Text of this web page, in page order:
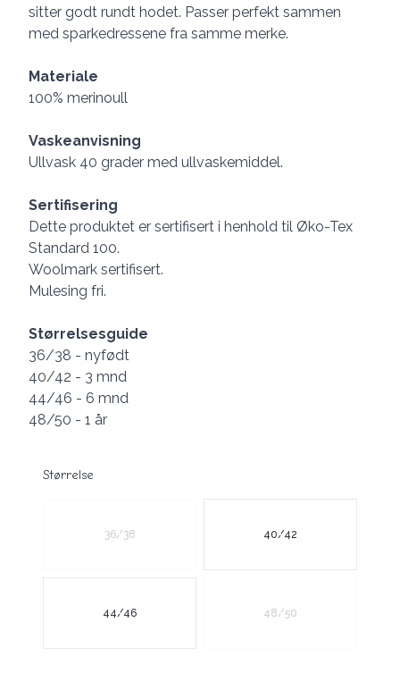
sitter godt rundt hodet. Passer perfekt sammen
med sparkedressene fra samme merke.
Materiale
100% merinoull
Vaskeanvisning
Ullvask 40 grader med ullvaskemiddel.
Sertifisering
Dette produktet er sertifisert i henhold til Øko-Tex
Standard 100.
Woolmark sertifisert.
Mulesing fri.
Størrelsesguide
36/38 - nyfødt
40/42 - 3 mnd
44/46 - 6 mnd
48/50 - 1 år
Størrelse
36/38 40/42
44/46 48/50